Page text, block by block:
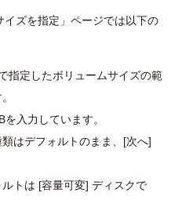
ズを指定」ページでは以下の
指定したボリュームサイズの範
を入力しています。
はデフォルトのまま、 [次へ]
トは [容量可変] ディスクで